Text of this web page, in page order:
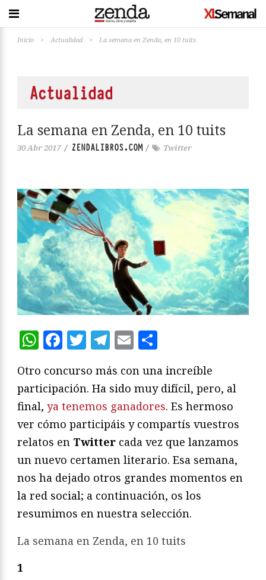
Inicio > Actualidad > La semana en Zenda, en 10 tuits
Actualidad
La semana en Zenda, en 10 tuits
30 Abr 2017 / ZENDALIBROS.COM/ Twitter
WhatsApp
Facebook
Twitter
Telegram
Email
Otro concurso más con una increíble
participación. Ha sido muy difícil, pero, al
final, ya tenemos ganadores. Es hermoso
ver cómo participáis y compartís vuestros
relatos en Twitter cada vez que lanzamos
un nuevo certamen literario. Esa semana,
nos ha dejado otros grandes momentos en
la red social; a continuación, os los
resumimos en nuestra selección.
La semana en Zenda, en 10 tuits
1